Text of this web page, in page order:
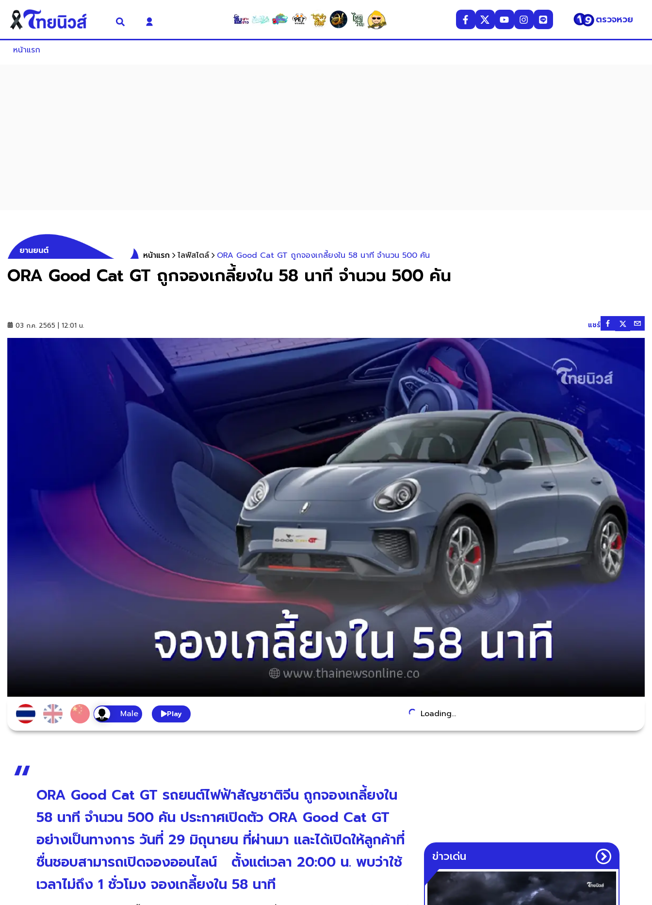
ตรวจหวย
หน้าแรก
ยานยนต์ หน้าแรก ไลฟ์สไตล์ ORA Good Cat GT ถูกจองเกลี้ยงใน 58 นาที จำนวน 500 คัน
ORA Good Cat GT ถูกจองเกลี้ยงใน 58 นาที จำนวน 500 คัน
03 ก.ค. 2565 | 12:01 น. แชร์
Play Loading...
ORA Good Cat GT รถยนต์ไฟฟ้าสัญชาติจีน ถูกจองเกลี้ยงใน
58 นาที จำนวน 500 คัน ประกาศเปิดตัว ORA Good Cat GT
อย่างเป็นทางการ วันที่ 29 มิถุนายน ที่ผ่านมา และได้เปิดให้ลูกค้าที่
ชื่นชอบสามารถเปิดจองออนไลน์ ตั้งแต่เวลา 20:00 น. พบว่าใช้
เวลาไม่ถึง 1 ชั่วโมง จองเกลี้ยงใน 58 นาที
ข่าวเด่น